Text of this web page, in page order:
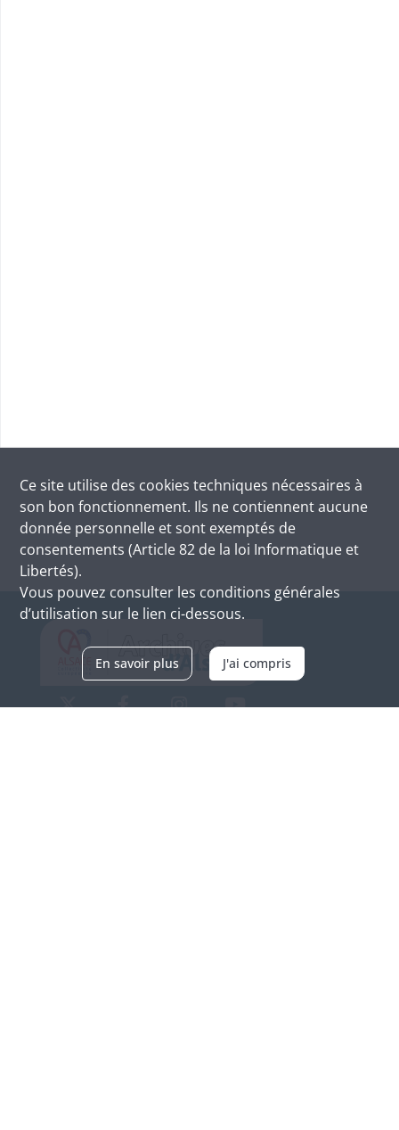
Ce site utilise des cookies techniques nécessaires à
son bon fonctionnement. Ils ne contiennent aucune
donnée personnelle et sont exemptés de
consentements (Article 82 de la loi Informatique et
Libertés).
Vous pouvez consulter les conditions générales
d’utilisation sur le lien ci-dessous.
En savoir plus J'ai compris